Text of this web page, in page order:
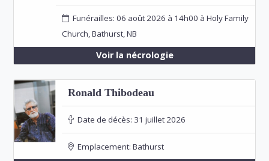
Funérailles: 06 août 2026 à 14h00 à Holy Family
Church, Bathurst, NB
Voir la nécrologie
Ronald Thibodeau
Date de décès: 31 juillet 2026
Emplacement: Bathurst